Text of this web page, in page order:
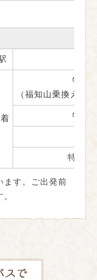
特急
（福知山乗換え＝
特急
特急
特急こ
ます。ご出発前